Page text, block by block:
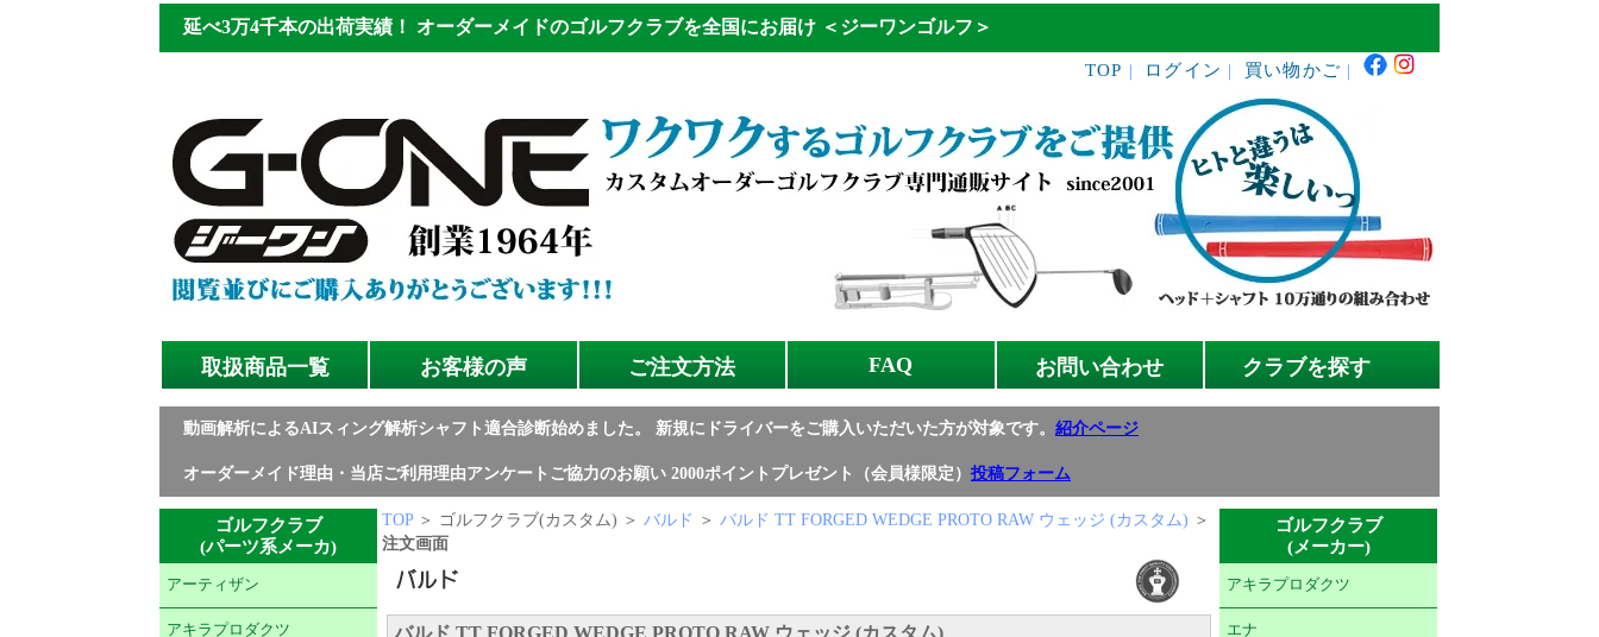
延べ3万4千本の出荷実績！ オーダーメイドのゴルフクラブを全国にお届け ＜ジーワンゴルフ＞
TOP ログイン 買い物かご
取扱商品一覧 お客様の声 ご注文方法 FAQ お問い合わせ クラブを探す
動画解析によるAIスィング解析シャフト適合診断始めました。 新規にドライバーをご購入いただいた方が対象です。 紹介ページ
オーダーメイド理由・当店ご利用理由アンケートご協力のお願い 2000ポイントプレゼント（会員様限定） 投稿フォーム
ゴルフクラブ
(パーツ系メーカ)
アーティザン
アキラプロダクツ
TOP ＞ ゴルフクラブ(カスタム) ＞ バルド ＞ バルド TT FORGED WEDGE PROTO RAW ウェッジ (カスタム) ＞
注文画面
バルド TT FORGED WEDGE PROTO RAW ウェッジ (カスタム)
ゴルフクラブ
(メーカー)
アキラプロダクツ
エナ